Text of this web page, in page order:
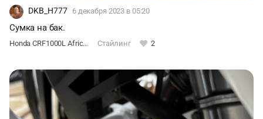
DKB_H777 6 декабря 2023 в 05:20
Сумка на бак.
Honda CRF1000L Africa Twin DCT Стайлинг 2